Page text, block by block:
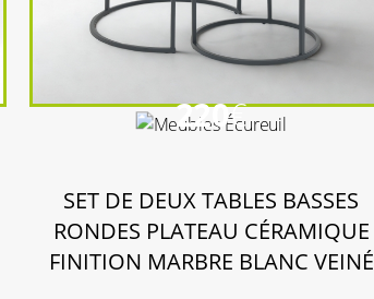
220€
SET DE DEUX TABLES BASSES
RONDES PLATEAU CÉRAMIQUE
FINITION MARBRE BLANC VEINÉ